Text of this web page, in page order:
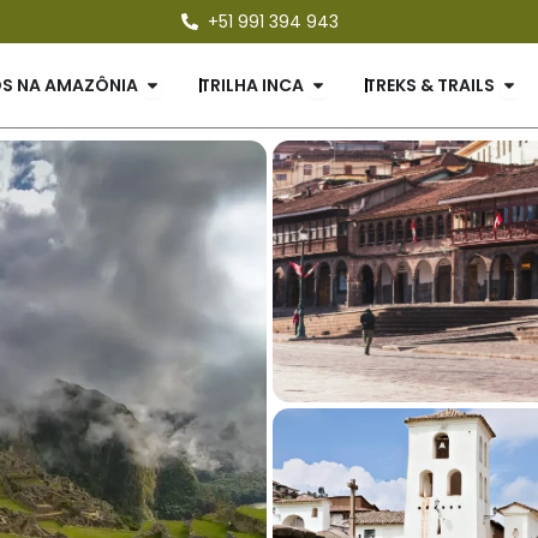
+51 991 394 943
NA AMAZÔNIA Open PASSEIOS NA AMAZÔNIA
TRILHA INCA Open TRILHA INCA
TREKS & TRAILS